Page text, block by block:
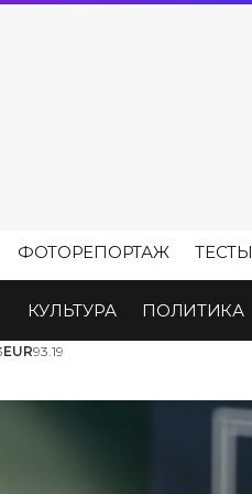
ФОТОРЕПОРТАЖ ТЕСТЫ
КУЛЬТУРА ПОЛИТИКА
EUR93.19